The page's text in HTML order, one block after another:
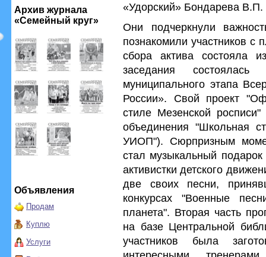
Архив журнала
«Семейный круг»
Объявления
Продам
Куплю
Услуги
«Удорский» Бондарева В.П.
Они подчеркнули
познакомили участников
сбора актива состояла
заседания
муниципального этапа
России». Свой проект
стиле Мезенской росписи"
объединения "Школьная
УИОП"). Сюрпризным
стал музыкальный
активистки детского
две своих песни,
конкурсах "Военные
планета". Вторая часть
на базе Центральной
участников была